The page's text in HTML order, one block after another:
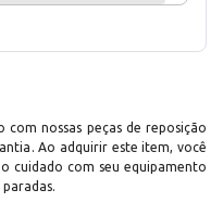
nossas peças de reposição
Ao adquirir este item, você
cuidado com seu equipamento